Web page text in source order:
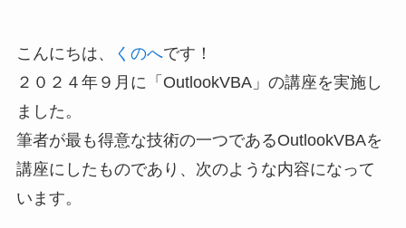
こんにちは、 くのへです！
２０２４年９月に「OutlookVBA」の講座を実施し
ました。
筆者が最も得意な技術の一つであるOutlookVBAを
講座にしたものであり、次のような内容になって
います。